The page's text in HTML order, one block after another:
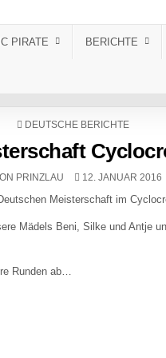
PIRATE BERICHTE
POSTED IN
DEUTSCHE BERICHTE
PRINZLAU PUBLISHED DATE:
12. JANUAR 2016
Meisterschaft im
Mädels Beni, Silke und Antje
Runden ab…